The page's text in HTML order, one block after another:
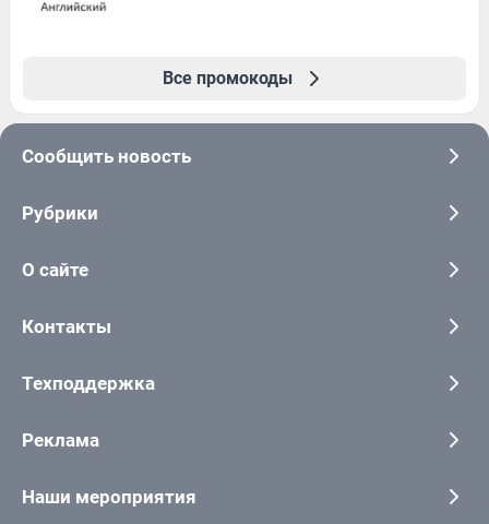
Все промокоды
Сообщить новость
Рубрики
О сайте
Контакты
Техподдержка
Реклама
Наши мероприятия